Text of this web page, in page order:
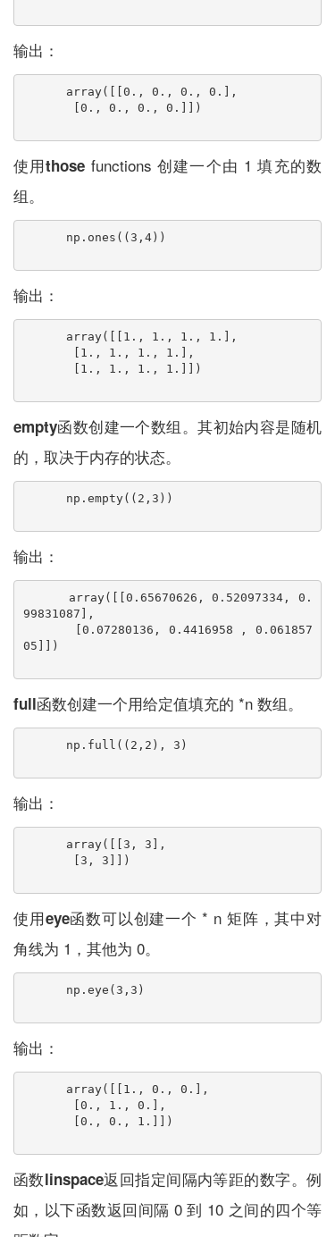
输出：
array([[0., 0., 0., 0.],
       [0., 0., 0., 0.]])
使用those functions 创建一个由 1 填充的数
组。
np.ones((3,4))
输出：
array([[1., 1., 1., 1.],
       [1., 1., 1., 1.],
       [1., 1., 1., 1.]])
empty函数创建一个数组。其初始内容是随机
的，取决于内存的状态。
np.empty((2,3))
输出：
array([[0.65670626, 0.52097334, 0.
99831087],
05]])
full函数创建一个用给定值填充的 *n 数组。
np.full((2,2), 3)
输出：
array([[3, 3],
       [3, 3]])
使用eye函数可以创建一个 * n 矩阵，其中对
角线为 1，其他为 0。
np.eye(3,3)
输出：
array([[1., 0., 0.],
       [0., 1., 0.],
       [0., 0., 1.]])
函数linspace返回指定间隔内等距的数字。例
如，以下函数返回间隔 0 到 10 之间的四个等